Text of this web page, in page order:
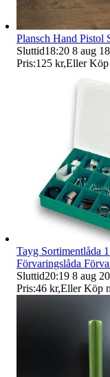
Plansch Hand Pistol
Sluttid18:20 8 aug
Pris:125 kr,Eller Köp
Tayg Sortimentlåda
Förvaringslåda
Sluttid20:19 8 aug
Pris:46 kr,Eller Köp